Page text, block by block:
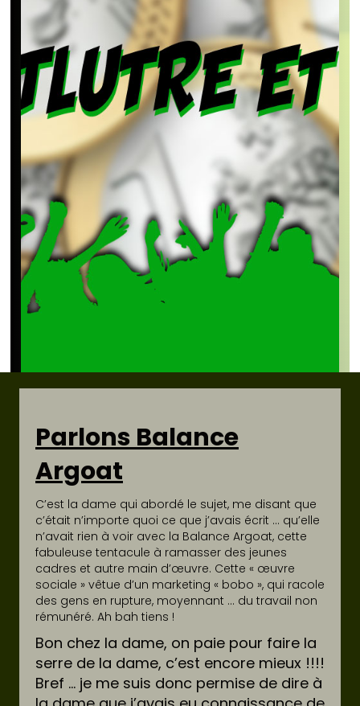
Parlons Balance
Argoat
C’est la dame qui abordé le sujet, me disant que
c’était n’importe quoi ce que j’avais écrit … qu’elle
n’avait rien à voir avec la Balance Argoat, cette
fabuleuse tentacule à ramasser des jeunes
cadres et autre main d’œuvre. Cette « œuvre
sociale » vêtue d’un marketing « bobo », qui racole
des gens en rupture, moyennant … du travail non
rémunéré. Ah bah tiens !
Bon chez la dame, on paie pour faire la
serre de la dame, c’est encore mieux !!!!
Bref … je me suis donc permise de dire à